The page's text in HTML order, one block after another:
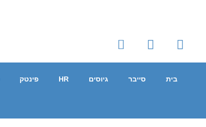
בית סייבר גיוסים HR פינטק